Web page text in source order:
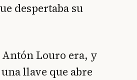
despertaba su
Louro era, y
llave que abre